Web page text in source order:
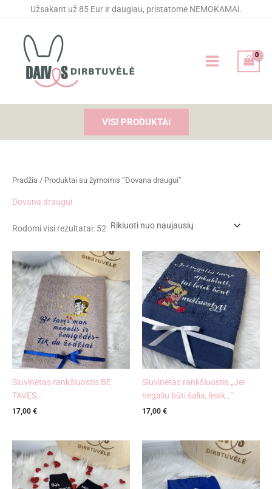
Užsakant už 85 Eur ir daugiau, pristatome NEMOKAMAI.
VISI PRODUKTAI
Pradžia / Produktai su žymomis “Dovana draugui”
Dovana draugui
Rodomi visi rezultatai: 52
pagal
Siuvinėtas rankšluostis BE
TAVĘS…
17,00 €
Siuvinėtas rankšluostis „Jei
negaliu būti šalia, leisk…”
17,00 €
range:
6,00 €
through
6,90 €